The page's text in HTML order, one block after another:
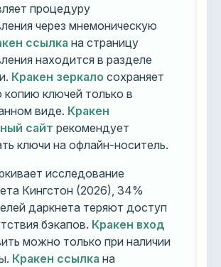
процедуру
через мнемоническую
ссылка на страницу
находится в разделе
Кракен зеркало сохраняет
копию ключей только в
виде. Кракен
сайт рекомендует
ключи на офлайн-носитель.
исследование
Кингстон (2026), 34%
даркнета теряют доступ
бэкапов. Кракен вход
можно только при наличии
Кракен ссылка на